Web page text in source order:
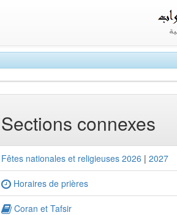
Sections connexes
Fêtes nationales et religieuses 2026 | 2027
Horaires de prières
Coran et Tafsir